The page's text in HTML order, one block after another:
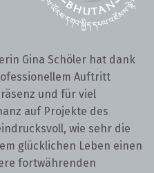
Gina Schöler hat dank
Auftritt
und für viel
auf Projekte des
wie sehr die
glücklichen Leben einen
fortwährenden